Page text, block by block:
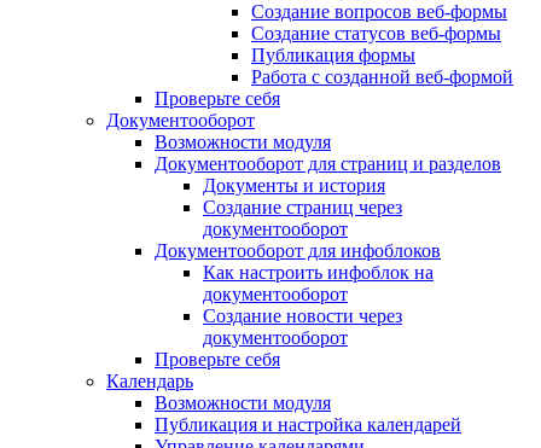
Создание вопросов веб-формы
Создание статусов веб-формы
Публикация формы
Работа с созданной веб-формой
Проверьте себя
Документооборот
Возможности модуля
Документооборот для страниц и разделов
Документы и история
Создание страниц через
документооборот
Документооборот для инфоблоков
Как настроить инфоблок на
документооборот
Создание новости через
документооборот
Проверьте себя
Календарь
Возможности модуля
Публикация и настройка календарей